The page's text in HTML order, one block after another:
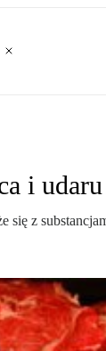
i
się z